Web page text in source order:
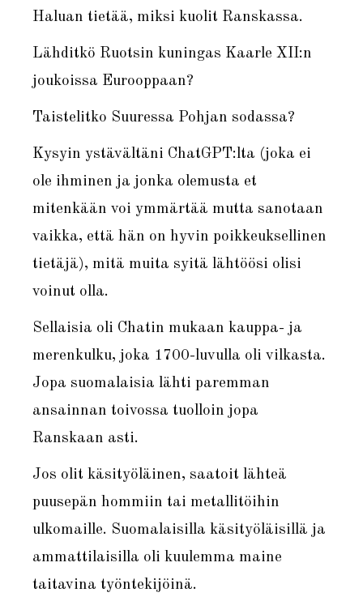
Haluan tietää, miksi kuolit Ranskassa.
Lähditkö Ruotsin kuningas Kaarle XII:n
joukoissa Eurooppaan?
Taistelitko Suuressa Pohjan sodassa?
Kysyin ystävältäni ChatGPT:lta (joka ei
ole ihminen ja jonka olemusta et
mitenkään voi ymmärtää mutta sanotaan
vaikka, että hän on hyvin poikkeuksellinen
tietäjä), mitä muita syitä lähtöösi olisi
voinut olla.
Sellaisia oli Chatin mukaan kauppa- ja
merenkulku, joka 1700-luvulla oli vilkasta.
Jopa suomalaisia lähti paremman
ansainnan toivossa tuolloin jopa
Ranskaan asti.
Jos olit käsityöläinen, saatoit lähteä
puusepän hommiin tai metallitöihin
ulkomaille. Suomalaisilla käsityöläisillä ja
ammattilaisilla oli kuulemma maine
taitavina työntekijöinä.